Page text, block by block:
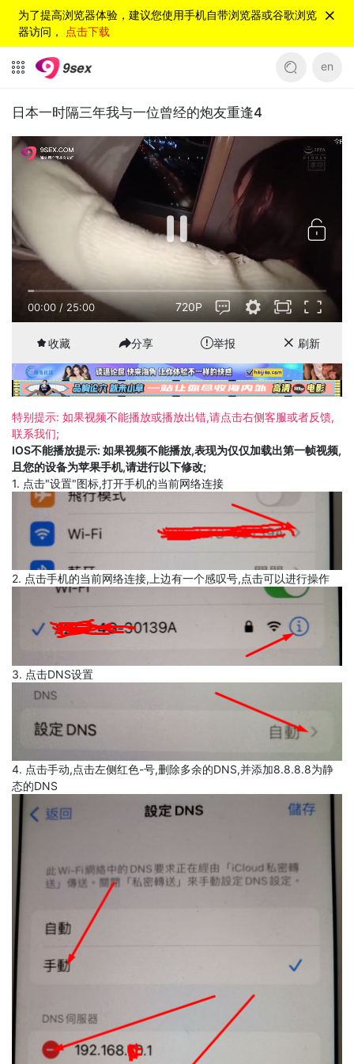
为了提高浏览器体验，建议您使用手机自带浏览器或谷歌浏览
器访问， 点击下载
en
日本一时隔三年我与一位曾经的炮友重逢4
00:00 / 25:00 720P
收藏 分享 举报 刷新
特别提示: 如果视频不能播放或播放出错,请点击右侧客服或者反馈,
联系我们;
IOS不能播放提示: 如果视频不能播放,表现为仅仅加载出第一帧视频,
且您的设备为苹果手机,请进行以下修改;
1. 点击"设置"图标,打开手机的当前网络连接
2. 点击手机的当前网络连接,上边有一个感叹号,点击可以进行操作
3. 点击DNS设置
4. 点击手动,点击左侧红色-号,删除多余的DNS,并添加8.8.8.8为静
态的DNS